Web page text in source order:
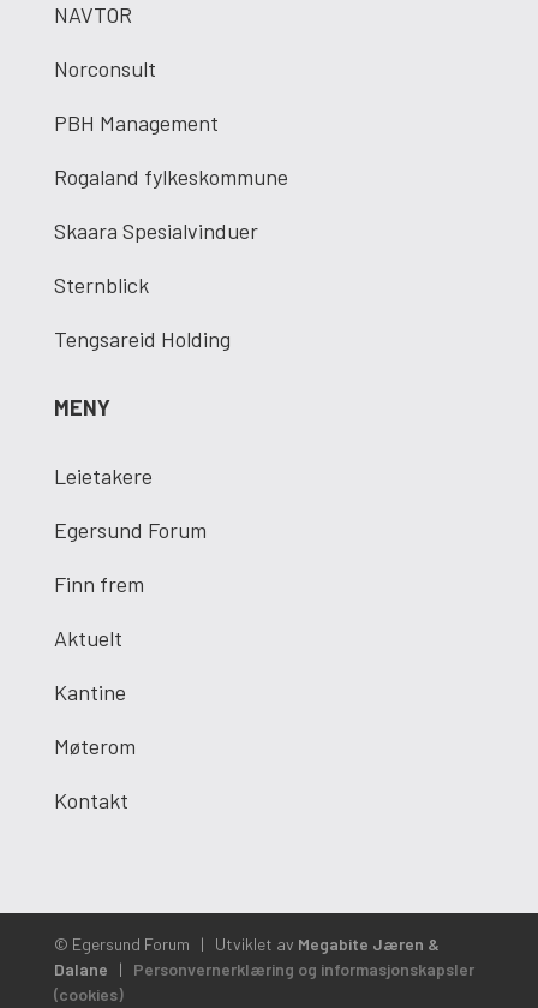
NAVTOR
Norconsult
PBH Management
Rogaland fylkeskommune
Skaara Spesialvinduer
Sternblick
Tengsareid Holding
MENY
Leietakere
Egersund Forum
Finn frem
Aktuelt
Kantine
Møterom
Kontakt
© Egersund Forum | Utviklet av Megabite Jæren &
Dalane | Personvernerklæring og informasjonskapsler
(cookies)